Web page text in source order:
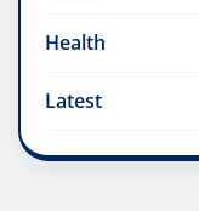
Health
Latest